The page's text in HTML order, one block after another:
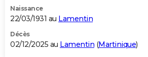
Naissance
22/03/1931 au Lamentin
Décès
02/12/2025 au Lamentin (Martinique)